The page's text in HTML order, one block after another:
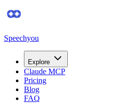
Speechyou
Explore
Claude MCP
Pricing
Blog
FAQ